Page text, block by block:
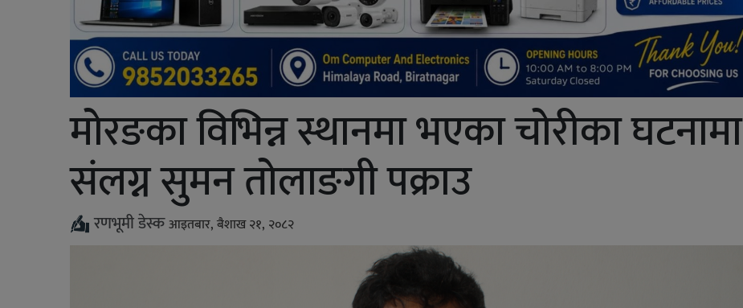
मोरङका विभिन्न स्थानमा भएका चोरीका घटनामा
संलग्न सुमन तोलाङगी पक्राउ
रणभूमी डेस्कआइतबार, बैशाख २१, २०८२